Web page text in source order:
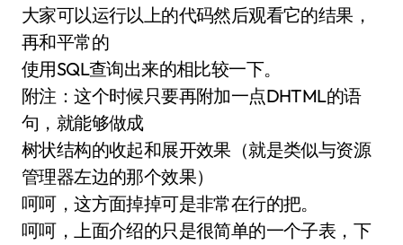
大家可以运行以上的代码然后观看它的结果，
再和平常的
使用SQL查询出来的相比较一下。
附注：这个时候只要再附加一点DHTML的语
句，就能够做成
树状结构的收起和展开效果（就是类似与资源
管理器左边的那个效果）
呵呵，这方面掉掉可是非常在行的把。
呵呵，上面介绍的只是很简单的一个子表，下